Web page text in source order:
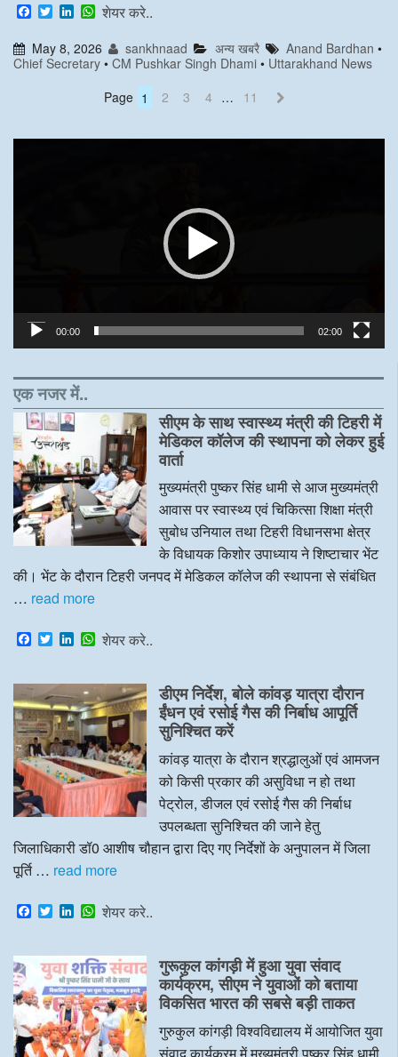
F
a
c
e
b
T
w
t
t
L
n
k
e
W
a
t
s
शेयर करे..
May 8, 2026 sankhnaad अन्य खबरै Anand Bardhan •
Chief Secretary • CM Pushkar Singh Dhami • Uttarakhand News
Page 1 2 3 4 … 11
00:00 02:00
एक नजर में..
सीएम के साथ स्वास्थ्य मंत्री की टिहरी में
मेडिकल कॉलेज की स्थापना को लेकर हुई
वार्ता
मुख्यमंत्री पुष्कर सिंह धामी से आज मुख्यमंत्री
आवास पर स्वास्थ्य एवं चिकित्सा शिक्षा मंत्री
सुबोध उनियाल तथा टिहरी विधानसभा क्षेत्र
के विधायक किशोर उपाध्याय ने शिष्टाचार भेंट
की। भेंट के दौरान टिहरी जनपद में मेडिकल कॉलेज की स्थापना से संबंधित
… read more
F
a
e
b
o
o
k
T
w
t
t
e
r
L
k
e
d
I
n
W
t
s
A
p
p
शेयर करे..
डीएम निर्देश, बोले कांवड़ यात्रा दौरान
ईंधन एवं रसोई गैस की निर्बाध आपूर्ति
सुनिश्चित करें
कांवड़ यात्रा के दौरान श्रद्धालुओं एवं आमजन
को किसी प्रकार की असुविधा न हो तथा
पेट्रोल, डीजल एवं रसोई गैस की निर्बाध
उपलब्धता सुनिश्चित की जाने हेतु
जिलाधिकारी डॉ0 आशीष चौहान द्वारा दिए गए निर्देशों के अनुपालन में जिला
पूर्ति … read more
F
a
e
b
o
o
k
T
w
t
t
e
r
L
k
e
d
I
n
W
t
s
A
p
p
शेयर करे..
गुरूकुल कांगड़ी में हुआ युवा संवाद
कार्यक्रम, सीएम ने युवाओं को बताया
विकसित भारत की सबसे बड़ी ताकत
गुरुकुल कांगड़ी विश्वविद्यालय में आयोजित युवा